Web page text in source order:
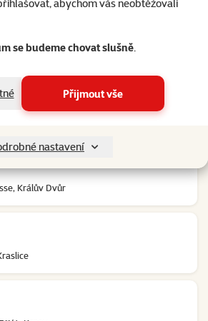
abychom vás neobtěžovali
se budeme chovat slušně.
Přijmout vše
nastavení
Králův Dvůr